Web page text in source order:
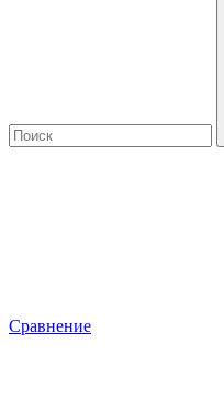
Сравнение